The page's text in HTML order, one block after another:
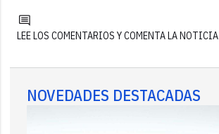
LEE LOS COMENTARIOS Y COMENTA LA NOTICIA
NOVEDADES DESTACADAS